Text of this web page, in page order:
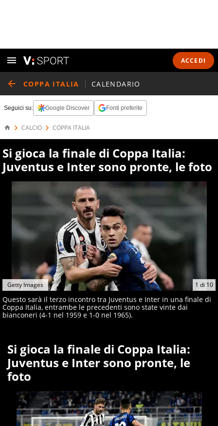
ACCEDI
COPPA ITALIA CALENDARIO
Seguici su: Google Discover Fonti preferite
CALCIO COPPA ITALIA
Si gioca la finale di Coppa Italia:
Juventus e Inter sono pronte, le foto
1 di 10
Getty Images
Questo sarà il terzo incontro tra Juventus e Inter in una finale di
Coppa Italia, entrambe le precedenti sono state vinte dai
bianconeri (4-1 nel 1959 e 1-0 nel 1965).
Si gioca la finale di Coppa Italia:
Juventus e Inter sono pronte, le
foto